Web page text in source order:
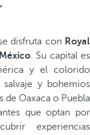
disfruta conRoyal
. Su capital es
y el colorido
salvaje y bohemios
de Oaxaca o Puebla
que optan por
experiencias